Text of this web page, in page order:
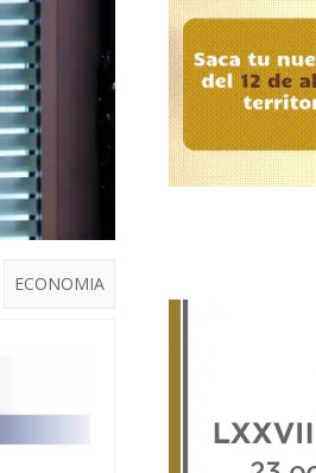
ECONOMIA